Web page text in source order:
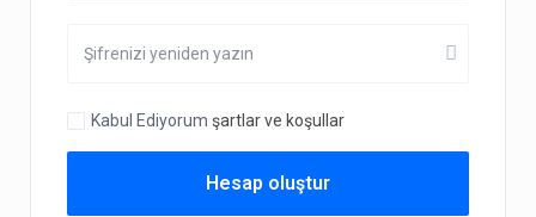
Kabul Ediyorum şartlar ve koşullar
Hesap oluştur